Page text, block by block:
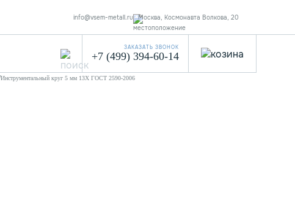
info@vsem-metall.ru Москва, Космонавта Волкова, 20
ЗАКАЗАТЬ ЗВОНОК
+7 (499) 394-60-14
Инструментальный круг 5 мм 13Х ГОСТ 2590-2006